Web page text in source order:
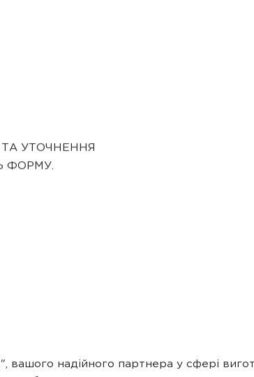
УТОЧНЕННЯ
ФОРМУ.
вашого надійного партнера у сфері